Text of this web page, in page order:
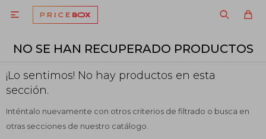

NO SE HAN RECUPERADO PRODUCTOS
¡Lo sentimos! No hay productos en esta
sección.
Inténtalo nuevamente con otros criterios de filtrado o busca en
otras secciones de nuestro catálogo.